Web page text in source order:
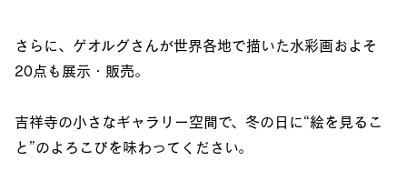
さらに、ゲオルグさんが世界各地で描いた水彩画およそ
20点も展示・販売。
吉祥寺の小さなギャラリー空間で、冬の日に“絵を見るこ
と”のよろこびを味わってください。